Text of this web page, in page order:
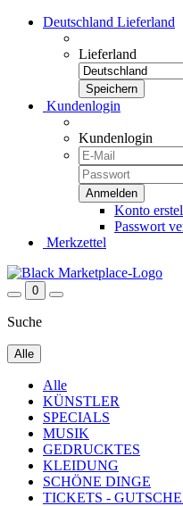
Deutschland Lieferland
Lieferland
Kundenlogin
Kundenlogin
Konto
Passwort
Merkzettel
0
Suche
Alle
Alle
KÜNSTLER
SPECIALS
MUSIK
GEDRUCKTES
KLEIDUNG
SCHÖNE DINGE
TICKETS -